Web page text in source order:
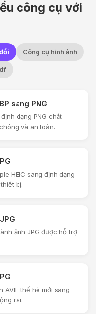
công cụ với
Công cụ hình ảnh
sang PNG
dạng PNG chất
và an toàn.
HEIC sang định dạng
bị.
ảnh JPG được hỗ trợ
AVIF thế hệ mới sang
rãi.